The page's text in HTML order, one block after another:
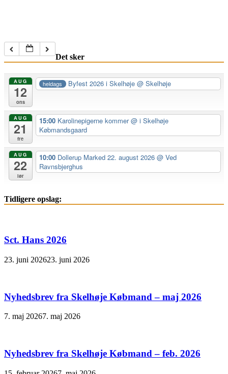
Det sker
AUG
12
ons
heldags Byfest 2026 i Skelhøje@ Skelhøje
AUG
21
fre
15:00 Karolinepigerne kommer@ i Skelhøje
Købmandsgaard
AUG
22
lør
10:00 Dollerup Marked 22. august 2026 @ Ved
Ravnsbjerghus
Tidligere opslag:
Sct. Hans 2026
23. juni 202623. juni 2026
Nyhedsbrev fra Skelhøje Købmand – maj 2026
7. maj 20267. maj 2026
Nyhedsbrev fra Skelhøje Købmand – feb. 2026